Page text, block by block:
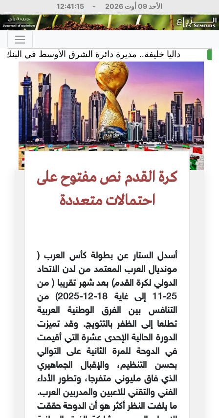
الأحد 09 أوت 2026 -
12:41:16
داليا خليفة.. مديرة دائرة الشرق الأوسط في البنك الدولي
كرة القدم نص مفتوح على
احتمالات متعددة
أسدل الستار عن بطولة كأس العرب (
مونديال العرب المعتمد من لدن الاتحاد
الدولي لكرة القدم) بعد شهر تقريبا ( من
25-11 إلى غاية 18-12-2025) من
التنافس بين الفرق الوطنية العربية
تطلعا إلى الظفر بالتتويج. وقد تميزت
الدورة الحالية الإحدى عشرة التي أقيمت
في الدوحة للمرة الثانية على التوالي
بحسن التنظيم، والإقبال الجماهيري
الذي فاق مليوني متفرجا، وتطور الأداء
الفني والتقني للاعبين والمدربين العرب.
ما يلفت النظر أكثر هو أن الدوحة حققت